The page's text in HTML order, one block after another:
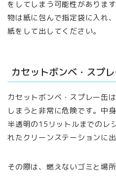
をしてしまう可能性がありま
物は紙に包んで指定袋に入れ
紙をして出してください。
カセットボンベ・スプ
カセットボンベ・スプレー缶
しまうと非常に危険です。中
半透明の15リットルまでのレ
れたクリーンステーションに出
その際は、燃えないゴミと場